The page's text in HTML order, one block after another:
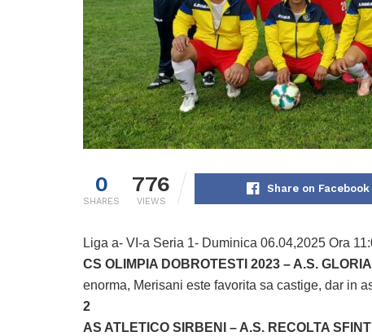
0
SHARES
776
VIEWS
Share on Facebook
Liga a- VI-a Seria 1- Duminica 06.04,2025 Ora
CS OLIMPIA DOBROTESTI 2023 – A.S. GLORIA
enorma, Merisani este favorita sa castige, dar in
2
AS ATLETICO SIRBENI – A.S. RECOLTA